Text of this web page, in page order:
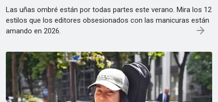
Las uñas ombré están por todas partes este verano. Mira los 12
estilos que los editores obsesionados con las manicuras están
amando en 2026.